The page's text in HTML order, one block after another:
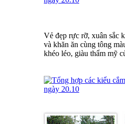
Vẻ đẹp rực rỡ, xuân sắc
và khăn ăn cùng tông
khéo léo, giàu thẩm mỹ